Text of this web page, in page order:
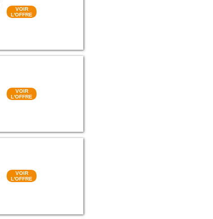
VOIR
L'OFFRE
VOIR
L'OFFRE
VOIR
L'OFFRE